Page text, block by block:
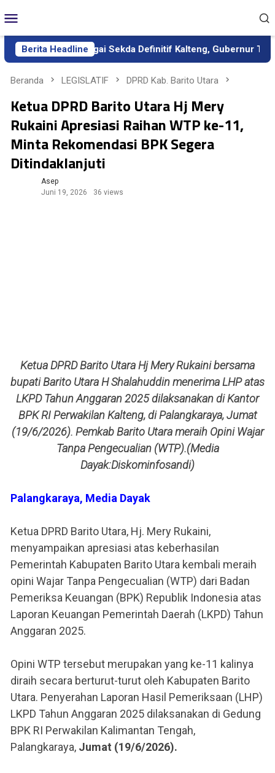
ke
kontenMobile
Berita Headline
sebagai Sekda Definitif Kalteng, Gubernur Tekankan
Beranda LEGISLATIF DPRD Kab. Barito Utara
Ketua DPRD Barito Utara Hj Mery
Rukaini Apresiasi Raihan WTP ke-11,
Minta Rekomendasi BPK Segera
Ditindaklanjuti
Asep
Juni 19, 2026
36 views
Ketua DPRD Barito Utara Hj Mery Rukaini bersama
bupati Barito Utara H Shalahuddin menerima LHP atas
LKPD Tahun Anggaran 2025 dilaksanakan di Kantor
BPK RI Perwakilan Kalteng, di Palangkaraya, Jumat
(19/6/2026). Pemkab Barito Utara meraih Opini Wajar
Tanpa Pengecualian (WTP).(Media
Dayak:Diskominfosandi)
Palangkaraya, Media Dayak
Ketua DPRD Barito Utara, Hj. Mery Rukaini,
menyampaikan apresiasi atas keberhasilan
Pemerintah Kabupaten Barito Utara kembali meraih
opini Wajar Tanpa Pengecualian (WTP) dari Badan
Pemeriksa Keuangan (BPK) Republik Indonesia atas
Laporan Keuangan Pemerintah Daerah (LKPD) Tahun
Anggaran 2025.
Opini WTP tersebut merupakan yang ke-11 kalinya
diraih secara berturut-turut oleh Kabupaten Barito
Utara. Penyerahan Laporan Hasil Pemeriksaan (LHP)
LKPD Tahun Anggaran 2025 dilaksanakan di Gedung
BPK RI Perwakilan Kalimantan Tengah,
Palangkaraya, Jumat (19/6/2026).